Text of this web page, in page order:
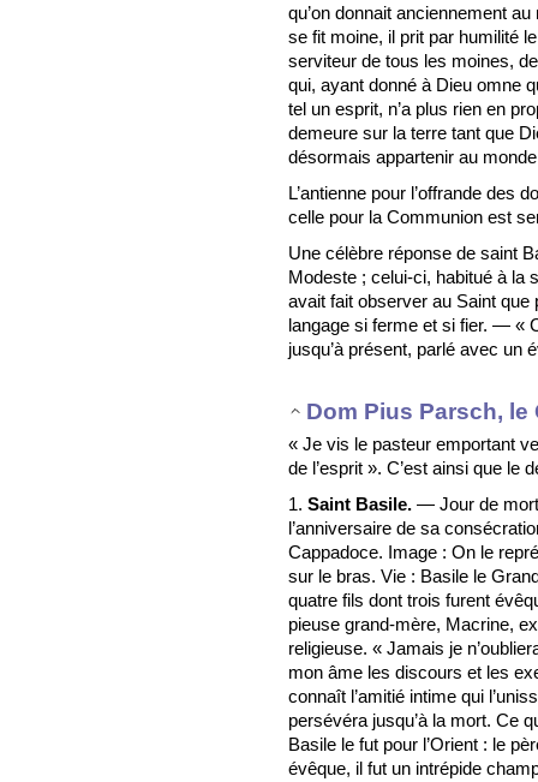
qu’on donnait anciennement
se fit moine, il prit par humilité
serviteur de tous les moines,
qui, ayant donné à Dieu omne
tel un esprit, n’a plus rien en
demeure sur la terre tant que
désormais appartenir au
L’antienne pour l’offrande des
celle pour la Communion est
Une célèbre réponse de saint
Modeste ; celui-ci, habitué à la
avait fait observer au Saint que
langage si ferme et si fier. — «
jusqu’à présent, parlé avec un
Dom Pius Parsch, le
« Je vis le pasteur emportant
de l’esprit ». C’est ainsi que le
1. Saint Basile. — Jour de mort
l’anniversaire de sa
Cappadoce. Image : On le
sur le bras. Vie : Basile le
quatre fils dont trois furent
pieuse grand-mère, Macrine,
religieuse. « Jamais je
mon âme les discours et les
connaît l’amitié intime qui
persévéra jusqu’à la mort. Ce
Basile le fut pour l’Orient : le
évêque, il fut un intrépide